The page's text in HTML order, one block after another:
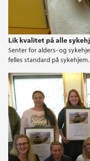
Lik kvalitet på alle
Senter for alders- og
felles standard på sykehjem.